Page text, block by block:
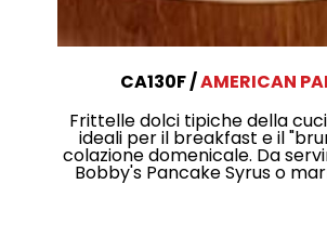
CA130F AMERICAN
Frittelle dolci tipiche della
ideali per il breakfast e il
colazione domenicale. Da
Bobby's Pancake Syrus o